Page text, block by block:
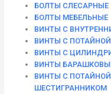
БОЛТЫ СЛЕСАРНЫЕ
БОЛТЫ МЕБЕЛЬНЫЕ
ВИНТЫ С
ВИНТЫ С
ВИНТЫ С
ВИНТЫ
ВИНТЫ С
ШЕСТИГРАННИКОМ